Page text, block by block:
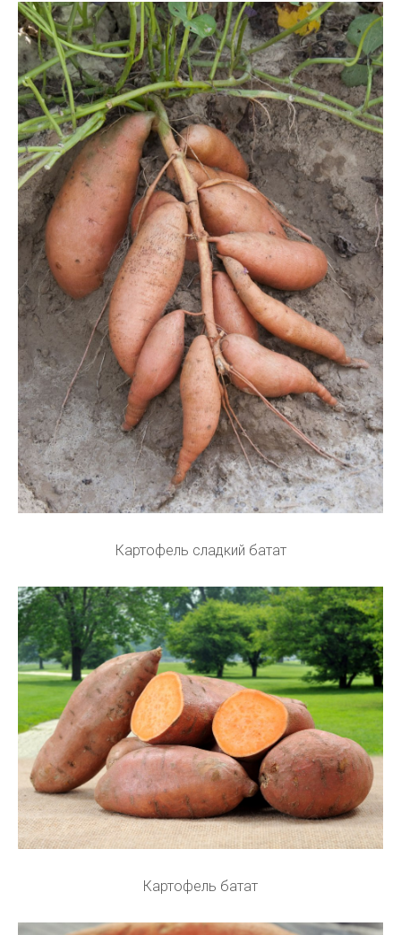
Картофель сладкий батат
Картофель батат